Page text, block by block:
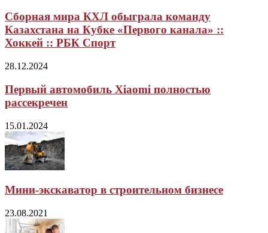
Сборная мира КХЛ обыграла команду
Казахстана на Кубке «Первого канала» ::
Хоккей :: РБК Спорт
28.12.2024
Первый автомобиль Xiaomi полностью
рассекречен
15.01.2024
Мини-экскаватор в строительном бизнесе
23.08.2021